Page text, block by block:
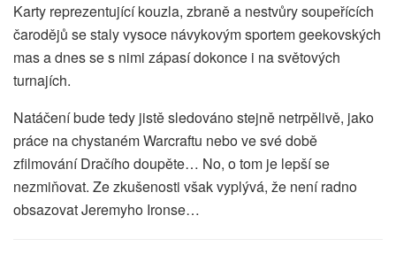
Karty reprezentující kouzla, zbraně a nestvůry soupeřících
čarodějů se staly vysoce návykovým sportem geekovských
mas a dnes se s nimi zápasí dokonce i na světových
turnajích.
Natáčení bude tedy jistě sledováno stejně netrpělivě, jako
práce na chystaném Warcraftu nebo ve své době
zfilmování Dračího doupěte… No, o tom je lepší se
nezmiňovat. Ze zkušenosti však vyplývá, že není radno
obsazovat Jeremyho Ironse…